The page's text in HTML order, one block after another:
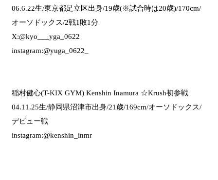
06.6.22生/東京都足立区出身/19歳(※試合時は20歳)/170cm/
オーソドックス/2戦1敗1分
X:@kyo___yga_0622
instagram:@yuga_0622_
稲村健心(T-KIX GYM) Kenshin Inamura ☆Krush初参戦
04.11.25生/静岡県沼津市出身/21歳/169cm/オーソドックス/
デビュー戦
instagram:@kenshin_inmr